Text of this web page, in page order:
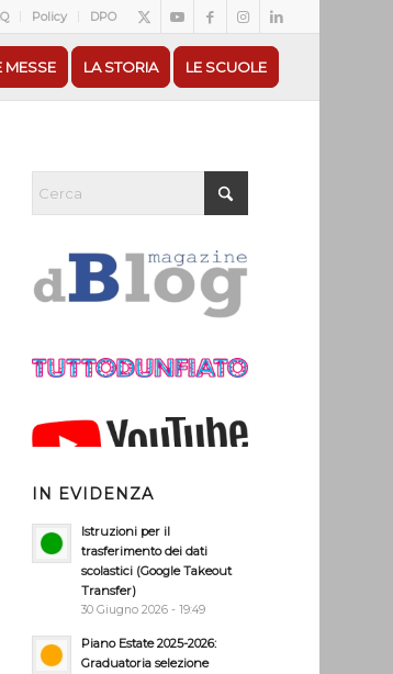
Policy DPO
MESSE LA STORIA LE SCUOLE
IN EVIDENZA
Istruzioni per il
trasferimento dei dati
scolastici (Google Takeout
Transfer)
30 Giugno 2026 - 19:49
Piano Estate 2025-2026:
Graduatoria selezione